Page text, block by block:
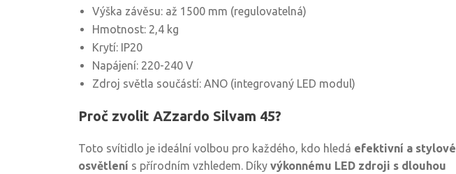
Výška závěsu: až 1500 mm (regulovatelná)
Hmotnost: 2,4 kg
Krytí: IP20
Napájení: 220-240 V
Zdroj světla součástí: ANO (integrovaný LED modul)
Proč zvolit AZzardo Silvam 45?
Toto svítidlo je ideální volbou pro každého, kdo hledá efektivní a stylové
osvětlení s přírodním vzhledem. Díky výkonnému LED zdroji s dlouhou